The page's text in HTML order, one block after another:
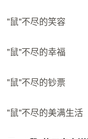
"鼠"不尽的笑容
"鼠"不尽的幸福
"鼠"不尽的钞票
"鼠"不尽的美满生活